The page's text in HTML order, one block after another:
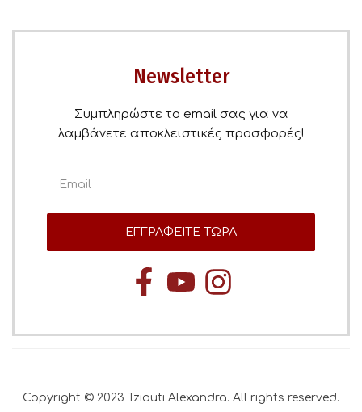
Newsletter
Συμπληρώστε το email σας για να
λαμβάνετε αποκλειστικές προσφορές!
ΕΓΓΡΑΦΕΙΤΕ ΤΩΡΑ
Copyright © 2023 Tziouti Alexandra. All rights reserved.